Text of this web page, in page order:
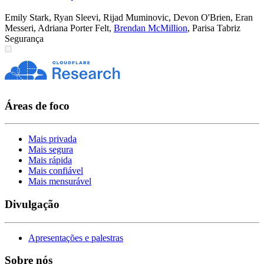
Emily Stark, Ryan Sleevi, Rijad Muminovic, Devon O'Brien, Eran
Messeri, Adriana Porter Felt, Brendan McMillion, Parisa Tabriz
Segurança
Áreas de foco
Mais privada
Mais segura
Mais rápida
Mais confiável
Mais mensurável
Divulgação
Apresentações e palestras
Sobre nós